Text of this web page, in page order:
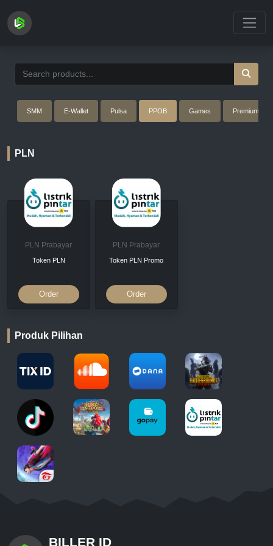
SMM E-Wallet Pulsa PPOB Games Premium
PLN
PLN Prabayar
Token PLN
Order
PLN Prabayar
Token PLN Promo
Order
Produk Pilihan
BILLER ID